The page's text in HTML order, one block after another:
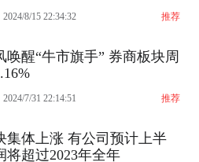
2024/8/15 22:34:32 推荐
唤醒“牛市旗手” 券商板块周
2024/7/31 22:14:51 推荐
集体上涨 有公司预计上半
将超过2023年全年